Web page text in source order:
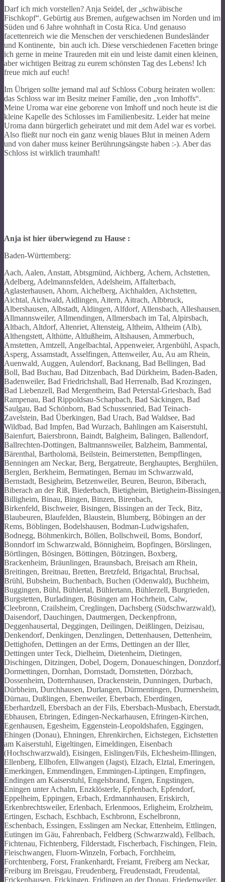
Darf ich mich vorstellen? Anja Seidel, der „schwäbische
Fischkopf“. Gebürtig aus Bremen, aufgewachsen im Norden und im
Süden und 6 Jahre wohnhaft in Costa Rica. Und genauso
facettenreich wie die Menschen der verschiedenen Bundesländer
und Kontinente, bin auch ich. Diese verschiedenen Facetten bringe
ich gerne in meine Traureden mit ein und leiste damit einen kleinen,
aber wichtigen Beitrag zu eurem schönsten Tag des Lebens! Ich
freue mich auf euch!
Im Übrigen sollte jemand mal auf Schloss Coburg heiraten wollen:
das Schloss war im Besitz meiner Familie, den „von Imhoffs“.
Meine Uroma war eine geborene von Imhoff und noch heute ist die
kleine Kapelle des Schlosses im Familienbesitz. Leider hat meine
Uroma dann bürgerlich geheiratet und mit dem Adel war es vorbei.
Also fließt nur noch ein ganz wenig blaues Blut in meinen Adern
und von daher muss keiner Berührungsängste haben :-). Aber das
Schloss ist wirklich traumhaft!
Anja ist hier überwiegend zu Hause :
Baden-Württemberg:
Aach, Aalen, Anstatt, Abtsgmünd, Aichberg, Achern, Achstetten, Adelberg, Adelmannsfelden, Adelsheim, Affalterbach, Aglasterhausen, Ahorn, Aichelberg, Aichhalden, Aichstetten, Aichtal, Aichwald, Aidlingen, Aitern, Aitrach, Albbruck, Albershausen, Albstadt, Aldingen, Alfdorf, Allensbach, Alleshausen, Allmannsweiler, Allmendingen, Allmersbach im Tal, Alpirsbach, Altbach, Altdorf, Altenriet, Altensteig, Altheim, Altheim (Alb), Althengstett, Althütte, Altlußheim, Altshausen, Ammerbuch, Amstetten, Amtzell, Angelbachtal, Appenweier, Argenbühl, Aspach, Asperg, Assamstadt, Asselfingen, Attenweiler, Au, Au am Rhein, Auenwald, Auggen, Aulendorf, Backnang, Bad Bellingen, Bad Boll, Bad Buchau, Bad Ditzenbach, Bad Dürkheim, Baden-Baden, Badenweiler, Bad Friedrichshall, Bad Herrenalb, Bad Krozingen, Bad Liebenzell, Bad Mergentheim, Bad Peterstal-Griesbach, Bad Rampenau, Bad Rippoldsau-Schapbach, Bad Säckingen, Bad Saulgau, Bad Schönborn, Bad Schussenried, Bad Teinach-Zavelstein, Bad Überkingen, Bad Urach, Bad Waldsee, Bad Wildbad, Bad Impfen, Bad Wurzach, Bahlingen am Kaiserstuhl, Baienfurt, Baiersbronn, Baindt, Balgheim, Balingen, Ballendorf, Ballrechten-Dottingen, Baltmannsweiler, Balzheim, Bammental, Bärenthal, Bartholomä, Beilstein, Beimerstetten, Bempflingen, Benningen am Neckar, Berg, Bergatreute, Berghauptes, Berghülen, Berglen, Berkheim, Bermatingen, Bernau im Schwarzwald, Bernstadt, Besigheim, Betzenweiler, Beuren, Beuron, Biberach, Biberach an der Riß, Biederbach, Bietigheim, Bietigheim-Bissingen, Billigheim, Binau, Bingen, Binzen, Birenbach, Birkenfeld, Bischweier, Bisingen, Bissingen an der Teck, Bitz, Blaubeuren, Blaufelden, Blaustein, Blumberg, Böbingen an der Rems, Böblingen, Bodelshausen, Bodman-Ludwigshafen, Bodnegg, Böhmenkirch, Böllen, Bollschweil, Boms, Bondorf, Bonndorf im Schwarzwald, Bönnigheim, Bopfingen, Börslingen, Börtlingen, Bösingen, Böttingen, Bötzingen, Boxberg, Brackenheim, Bräunlingen, Braunsbach, Breisach am Rhein, Breitingen, Breitnau, Bretten, Bretzfeld, Brigachtal, Bruchsal, Brühl, Bubsheim, Buchenbach, Buchen (Odenwald), Buchheim, Buggingen, Bühl, Bühlertal, Bühlertann, Bühlerzell, Burgrieden, Burgstetten, Burladingen, Büsingen am Hochrhein, Calw, Cleebronn, Crailsheim, Creglingen, Dachsberg (Südschwarzwald), Daisendorf, Dauchingen, Dautmergen, Deckenpfronn, Deggenhausertal, Deggingen, Deilingen, Deißlingen, Deizisau, Denkendorf, Denkingen, Denzlingen, Dettenhausen, Dettenheim, Dettighofen, Dettingen an der Erms, Dettingen an der Iller, Dettingen unter Teck, Dielheim, Dietenheim, Dietingen, Dischingen, Ditzingen, Dobel, Dogern, Donaueschingen, Donzdorf, Dormettingen, Dornhan, Dornstadt, Dornstetten, Dörzbach, Dossenheim, Dotternhausen, Drackenstein, Dunningen, Durbach, Dürbheim, Durchhausen, Durlangen, Dürmentingen, Durmersheim, Dürnau, Dußlingen, Ebenweiler, Eberbach, Eberdingen, Eberhardzell, Ebersbach an der Fils, Ebersbach-Musbach, Eberstadt, Ebhausen, Ebringen, Edingen-Neckarhausen, Efringen-Kirchen, Egenhausen, Egesheim, Eggenstein-Leopoldshafen, Eggingen, Ehingen (Donau), Ehningen, Ehrenkirchen, Eichstegen, Eichstetten am Kaiserstuhl, Eigeltingen, Eimeldingen, Eisenbach (Hochschwarzwald), Eisingen, Eislingen/Fils, Elchesheim-Illingen, Ellenberg, Ellhofen, Ellwangen (Jagst), Elzach, Elztal, Emeringen, Emerkingen, Emmendingen, Emmingen-Liptingen, Empfingen, Endingen am Kaiserstuhl, Engelsbrand, Engen, Engstingen, Eningen unter Achalm, Enzklösterle, Epfenbach, Epfendorf, Eppelheim, Eppingen, Erbach, Erdmannhausen, Eriskirch, Erkenbrechtsweiler, Erlenbach, Erlenmoos, Erligheim, Erolzheim, Ertingen, Eschach, Eschbach, Eschbronn, Eschelbronn, Eschenbach, Essingen, Esslingen am Neckar, Ettenheim, Ettlingen, Eutingen im Gäu, Fahrenbach, Feldberg (Schwarzwald), Fellbach, Fichtenau, Fichtenberg, Filderstadt, Fischerbach, Fischingen, Flein, Fleischwangen, Fluorn-Winzeln, Forbach, Forchheim, Forchtenberg, Forst, Frankenhardt, Freiamt, Freiberg am Neckar, Freiburg im Breisgau, Freudenberg, Freudenstadt, Freudental, Frickenhausen, Frickingen, Fridingen an der Donau, Friedenweiler, Friedrichshafen, Friesenheim, Friolzheim, Frittlingen, Fröhnd, Fronreute, Furtwangen im Schwarzwald, Gaggenau, Gaiberg, Gaienhofen, Gaildorf, Gailingen am Hochrhein, Gammelshausen, Gammertingen, Gärtringen, Gäufelden, Gechingen, Geisingen, Geislingen, Geislingen an der Steige, Gemmingen, Gemmrigheim, Gengenbach, Gerabronn, Gerlingen, Gernsbach, Gerstetten, Giengen an der Brenz, Gingen an der Fils, Glatten, Glottertal, Göggingen, Gomadingen, Gomaringen, Gondelsheim, Göppingen, Görwihl, Gosheim, Gottenheim, Gottmadingen, Graben-Neudorf, Grabenstetten, Grafenau, Grafenberg, Grafenhausen, Grenzach-Wyhlen, Griesingen, Grömbach, Großbettlingen, Großbottwar, Grosselfingen, Großerlach, Großrinderfeld, Gruibingen, Grundsheim, Grünkraut, Grünsfeld, Gschwend, Guggenhausen, Güglingen, Gundelfingen, Gundelsheim, Gunningen, Gutach im Breisgau, Gutach (Schwarzwaldbahn), Gütenbach, Gutenzell-Hürbel, Gutsbezirk Münsingen, Häg-Ehrsberg, Hagnau am Bodensee, Haigerloch, Haiterbach, Hambrücken, Hardheim, Hardt, Hardthausen am Kocher, Hartheim am Rhein, Hasel, Haslach im Kinzigtal, Haßmersheim, Hattenhofen, Hausach, Hausen am Bussen, Hausen am Tann, Hausen im Wiesental, Hausen ob Verena, Häusern, Hayingen, Hechingen, Heddesbach, Heddesheim, Heidelberg, Heidenheim an der Brenz, Heilbronn, Heiligenberg, Heiligkreuzsteinach, Heimsheim, Heiningen, Heitersheim, Helmstadt-Bargen, Hemmingen, Hemsbach, Herbertingen, Herbolzheim, Herbrechtingen, Herdwangen-Schönach, Hermaringen, Heroldstatt, Herrenberg, Herrischried, Hessigheim, Hettingen, Heubach, Heuchlingen, Heuweiler, Hildrizhausen, Hilzingen, Hinterzarten, Hirrlingen, Hirschberg an der Bergstraße, Hochdorf, Hochdorf, Höchenschwand, Hockenheim, Höfen an der Enz, Hofstetten, Hohberg, Hohenfels, Hohenstadt, Hohenstein, Hohentengen, Hohentengen am Hochrhein, Holzgerlingen, Holzkirch, Holzmaden, Höpfingen, Horb am Neckar, Horben, Horgenzell, Hornberg, Hoßkirch, Hüffenhardt, Hüfingen, Hügelsheim, Hülben, Hüttisheim, Hüttlingen, Ibach, Iffezheim, Igersheim, Iggingen, Ihringen, Illerkirchberg, Illerrieden, Illingen, Illmensee, Ilsfeld, Ilshofen, Ilvesheim, Immendingen, Immenstaad am Bodensee, Ingelfingen, Ingersheim, Ingoldingen, Inzigkofen, Inzlingen, Irndorf, Isny im Allgäu, Ispringen, Ittlingen, Jagsthausen, Jagstzell, Jestetten, Jettingen, Jungingen, Kaisersbach, Kämpfelbach, Kandern, Kanzach, Kappel-Grafenhausen, Kappelrodeck, Karlsbad, Karlsdorf-Neuthard, Karlsruhe, Kehl, Keltern, Kenzingen, Kernen im Remstal, Ketsch, Kieselbronn, Kippenheim, Kirchardt, Kirchberg an der Iller, Kirchberg an der Jagst, Kirchberg an der Murr, Kirchdorf an der Iller, Kirchentellinsfurt, Kirchheim am Neckar, Kirchheim am Ries, Kirchheim unter Teck, Kirchzarten, Kißlegg, Kleines Wiesental, Klettgau, Knittlingen, Kohlberg, Kolbingen, Köngen, Königheim, Königsbach-Stein, Königsbronn, Königseggwald, Königsfeld im Schwarzwald, Königsheim, Konstanz, Korb, Korntal-Münchingen, Kornwestheim, Kraichtal, Krauchenwies, Krautheim, Kreßberg, Kressbronn am Bodensee, Kronau, Kuchen, Külsheim, Künzelsau, Kupferzell, Kuppenheim, Kürnbach, Küssaberg, Kusterdingen, Ladenburg, Lahr/Schwarzwald, Laichingen, Langenargen, Langenau, Langenbrettach, Langenburg, Langenenslingen, Lauchheim, Lauchringen, Lauda-Königshofen, Laudenbach, Lauf, Laufenburg (Baden), Lauffen am Neckar, Laupheim, Lautenbach, Lauterach, Lauterbach, Lauterstein, Lehrensteinsfeld, Leibertingen, Leimen, Leinfelden-Echterdingen, Leingarten, Leinzell, Lenningen, Lenzkirch, Leonberg, Leutenbach, Leutkirch im Allgäu, Lichtenau, Lichtenstein, Lichtenwald, Limbach, Linkenheim-Hochstetten, Lobbach, Löchgau, Loffenau, Löffingen, Lonsee, Lorch, Lörrach, Loßburg, Lottstetten, Löwenstein, Ludwigsburg, Magstadt, Mahlberg, Mahlstetten, Mainhardt, Malsburg-Marzell, Malsch, Malterdingen Mannheim, Marbach am Neckar, March, Markdorf, Markgröningen, Marxzell, Maselheim, Massenbachhausen, Mauer, Maulbronn, Maulburg, Meckenbeuren, Meckesheim, Meersburg, Mehrstetten, Meißenheim, Mengen, Merdingen, Merklingen, Merzhausen, Meßkirch, Meßstetten, Metzingen, Michelbach an der Bilz, Michelfeld, Mietingen, Mittelbiberach, Möckmühl, Mögglingen, Möglingen, Mönchweiler, Mönsheim, Moos, Moosburg, Mosbach, Mössingen, Mötzingen, Mudau, Muggensturm, Mühlacker, Mühlenbach, Mühlhausen, Mühlhausen-Ehingen, Mühlhausen im Täle, Mühlheim an der Donau, Mühlingen, Mulfingen, Müllheim, Mundelsheim, Munderkingen, Münsingen, Münstertal/Schwarzwald, Murg, Murr, Murrhardt, Mutlangen, Nagold, Nattheim, Neckarbischofsheim, Neckargemünd, Neckargerach, Neckarsulm, Neckartailfingen, Neckartenzlingen, Neckarwestheim, Neckarzimmern, Neenstetten, Nehren, Neidenstein, Neidlingen, Nellingen, Nerenstetten, Neresheim, Neubulach, Neudenau, Neuenbürg, Neuenburg am Rhein, Neuenstadt am Kocher, Neuenstein, Neuffen, Neufra, Neuhausen, Neuhausen auf den Fildern, Neuhausen ob Eck, Neukirch, Neuler, Neulingen, Neulußheim, Neunkirchen, Neuried, Neustetten, Neuweiler, Niedereschach, Niedernhall, Niederstetten, Niederstotzingen, Niefern-Öschelbronn, Nordheim, Nordrach, Notzingen, Nufringen, Nürtingen, Nusplingen, Nußloch, Oberboihingen, Oberderdingen, Oberdischingen, Obergröningen, Oberharmersbach, Oberhausen-Rheinhausen, Oberkirch, Oberkochen, Obermarchtal, Oberndorf am Neckar, Obernheim, Oberreichenbach, Oberried, Oberriexingen, Oberrot, Obersontheim, Oberstadion, Oberstenfeld, Obersulm, Oberteuringen, Oberwolfach, Obrigheim, Ochsenhausen, Oedheim, Offenau, Offenburg, Ofterdingen, Oftersheim, Oggelshausen, Ohlsbach, Ohmden, Öhningen, Öhringen, Ölbronn-Dürrn, Öllingen, Öpfingen, Oppenau, Oppenweiler, Orsingen-Nenzingen, Ortenberg, Ostelsheim, Osterburken, Ostfildern, Ostrach, Östringen, Ötigheim, Ötisheim, Ottenbach, Ottenhöfen im Schwarzwald, Ottersweier, Owen, Owingen, Pfaffenhofen, Pfaffenweiler, Pfalzgrafenweiler, Pfedelbach, Pfinztal, Pforzheim, Pfronstetten. Pfullendorf, Pfullingen, Philippsburg, Plankstadt, Pleidelsheim, Pliezhausen,